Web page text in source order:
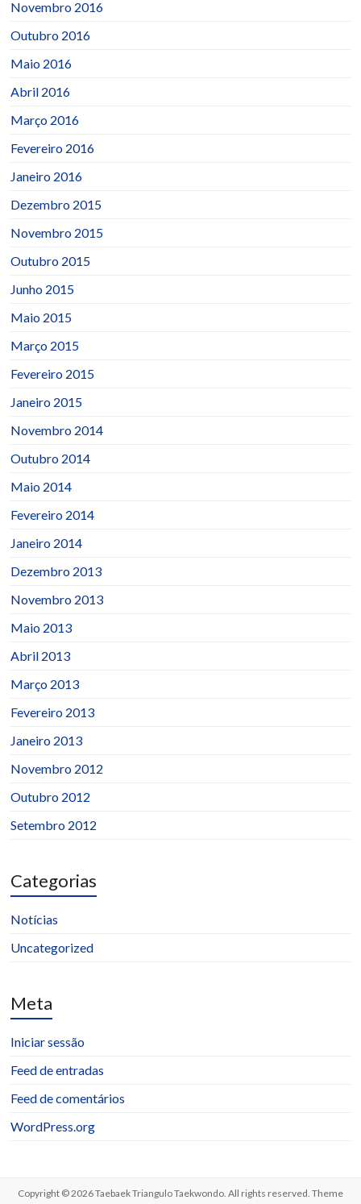
Novembro 2016
Outubro 2016
Maio 2016
Abril 2016
Março 2016
Fevereiro 2016
Janeiro 2016
Dezembro 2015
Novembro 2015
Outubro 2015
Junho 2015
Maio 2015
Março 2015
Fevereiro 2015
Janeiro 2015
Novembro 2014
Outubro 2014
Maio 2014
Fevereiro 2014
Janeiro 2014
Dezembro 2013
Novembro 2013
Maio 2013
Abril 2013
Março 2013
Fevereiro 2013
Janeiro 2013
Novembro 2012
Outubro 2012
Setembro 2012
Categorias
Notícias
Uncategorized
Meta
Iniciar sessão
Feed de entradas
Feed de comentários
WordPress.org
Copyright © 2026Taebaek Triangulo Taekwondo. All rights reserved. Theme